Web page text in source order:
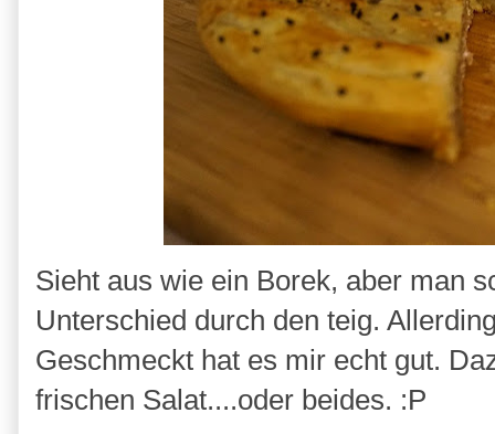
Sieht aus wie ein Borek, aber man
Unterschied durch den teig.
Geschmeckt hat es mir echt gut.
frischen Salat....oder beides. :P